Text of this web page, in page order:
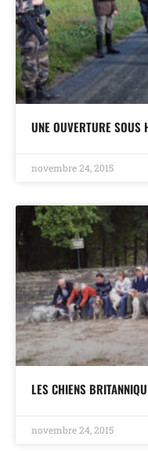
UNE OUVERTURE SOUS
novembre 24, 2015
LES CHIENS
novembre 24, 2015